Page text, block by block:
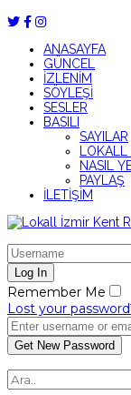
ANASAYFA
GÜNCEL
İZLENİM
SÖYLEŞİ
SESLER
BASILI
SAYILAR
NASIL
PAYLAŞ
İLETİŞİM
Remember Me
Lost your